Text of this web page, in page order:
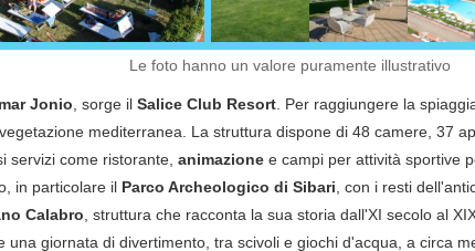
Le foto hanno un valore puramente illustrativo
Jonio , sorge il Salice Club Resort . Per raggiungere la
vegetazione mediterranea. La struttura dispone di 48 camere, 37
servizi come ristorante, animazione e campi per attività sportive
in particolare il Parco Archeologico di Sibari , con i resti
Calabro , struttura che racconta la sua storia dall'XI secolo al
una giornata di divertimento, tra scivoli e giochi d'acqua, a circa